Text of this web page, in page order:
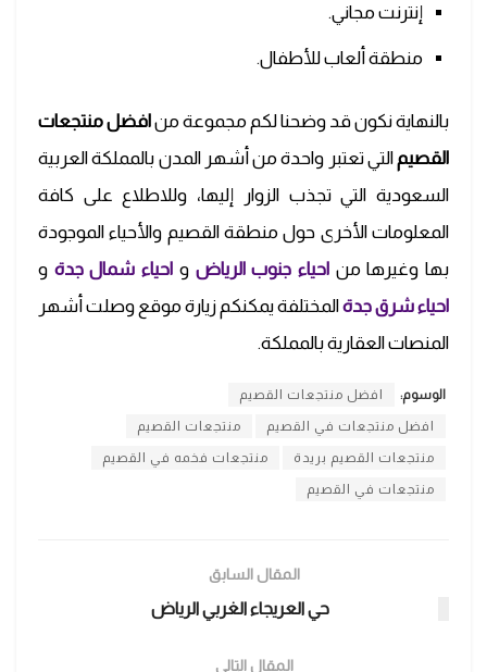
إنترنت مجاني.
منطقة ألعاب للأطفال.
بالنهاية نكون قد وضحنا لكم مجموعة منافضل منتجعات
القصيم التي تعتبر واحدة من أشهر المدن بالمملكة العربية
السعودية التي تجذب الزوار إليها، وللاطلاع على كافة
المعلومات الأخرى حول منطقة القصيم والأحياء الموجودة
بها وغيرها مناحياء جنوب الرياض و احياء شمال جدة و
احياء شرق جدة المختلفة يمكنكم زيارة موقع وصلت أشهر
المنصات العقارية بالمملكة.
الوسوم: افضل منتجعات القصيم
افضل منتجعات في القصيم منتجعات القصيم
منتجعات القصيم بريدة منتجعات فخمه في القصيم
منتجعات في القصيم
المقال السابق
حي العريجاء الغربي الرياض
المقال التالي